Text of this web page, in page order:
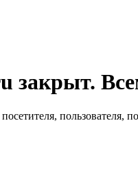
закрыт.
пользователя,